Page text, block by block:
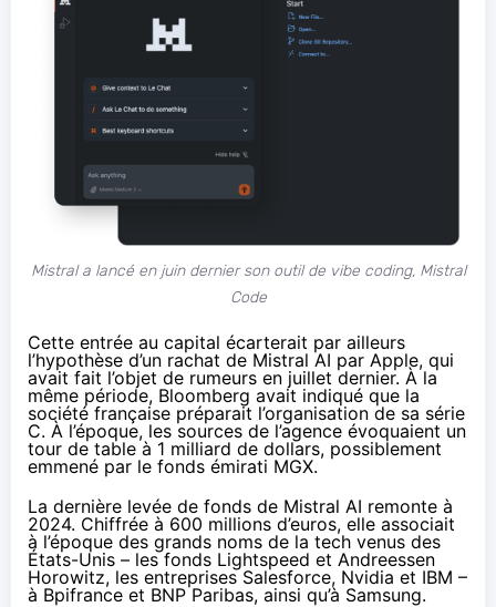
Mistral a lancé en juin dernierson outil de vibe coding, Mistral
Code
Cette entrée au capital écarterait par ailleurs
l’hypothèse d’un rachat de Mistral AI par Apple, qui
avait fait l’objet de rumeurs en juillet dernier. À la
même période, Bloomberg avait indiqué que la
société française préparait l’organisation de sa série
C. À l’époque, les sources de l’agence évoquaient un
tour de table à 1 milliard de dollars, possiblement
emmené par le fonds émirati MGX.
La dernière levée de fonds de Mistral AI remonte à
2024. Chiffrée à 600 millions d’euros, elle associait
à l’époque des grands noms de la tech venus des
États-Unis – les fonds Lightspeed et Andreessen
Horowitz, les entreprises Salesforce, Nvidia et IBM –
à Bpifrance et BNP Paribas, ainsi qu’à Samsung.